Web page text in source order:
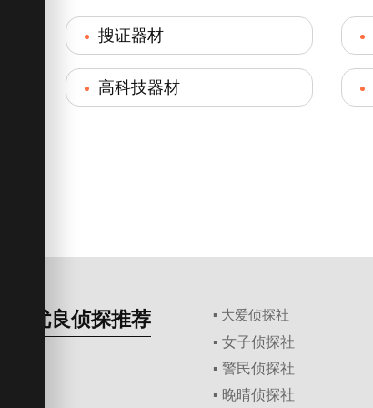
搜证器材
高科技器材
优良侦探推荐 ▪ 大爱侦探社
▪ 女子侦探社
▪ 警民侦探社
▪ 晚晴侦探社